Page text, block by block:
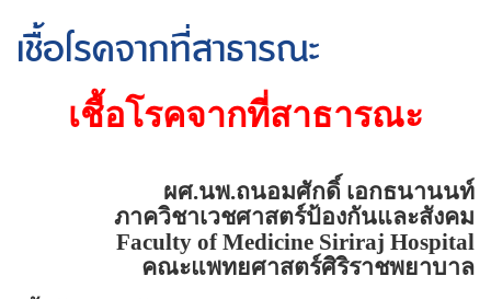
เชื้อโรคจากที่สาธารณะ
เชื้อโรคจากที่สาธารณะ
ผศ.นพ.ถนอมศักดิ์ เอกธนานนท์
ภาควิชาเวชศาสตร์ป้องกันและสังคม
Faculty ofMedicine Siriraj Hospital
คณะแพทยศาสตร์ศิริราชพยาบาล